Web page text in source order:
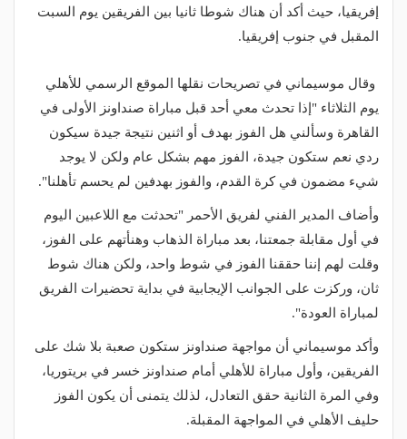
إفريقيا، حيث أكد أن هناك شوطا ثانيا بين الفريقين يوم السبت
المقبل في جنوب إفريقيا.
وقال موسيماني في تصريحات نقلها الموقع الرسمي للأهلي
يوم الثلاثاء "إذا تحدث معي أحد قبل مباراة صنداونز الأولى في
القاهرة وسألني هل الفوز بهدف أو اثنين نتيجة جيدة سيكون
ردي نعم ستكون جيدة، الفوز مهم بشكل عام ولكن لا يوجد
شيء مضمون في كرة القدم، والفوز بهدفين لم يحسم تأهلنا".
وأضاف المدير الفني لفريق الأحمر "تحدثت مع اللاعبين اليوم
في أول مقابلة جمعتنا، بعد مباراة الذهاب وهنأتهم على الفوز،
وقلت لهم إننا حققنا الفوز في شوط واحد، ولكن هناك شوط
ثان، وركزت على الجوانب الإيجابية في بداية تحضيرات الفريق
لمباراة العودة".
وأكد موسيماني أن مواجهة صنداونز ستكون صعبة بلا شك على
الفريقين، وأول مباراة للأهلي أمام صنداونز خسر في بريتوريا،
وفي المرة الثانية حقق التعادل، لذلك يتمنى أن يكون الفوز
حليف الأهلي في المواجهة المقبلة.